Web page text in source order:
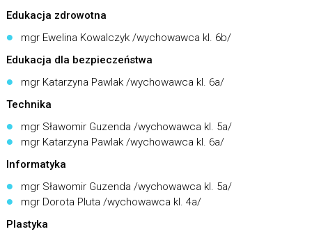
Edukacja zdrowotna
mgr Ewelina Kowalczyk /wychowawca kl. 6b/
Edukacja dla bezpieczeństwa
mgr Katarzyna Pawlak /wychowawca kl. 6a/
Technika
mgr Sławomir Guzenda /wychowawca kl. 5a/
mgr Katarzyna Pawlak /wychowawca kl. 6a/
Informatyka
mgr Sławomir Guzenda /wychowawca kl. 5a/
mgr Dorota Pluta /wychowawca kl. 4a/
Plastyka